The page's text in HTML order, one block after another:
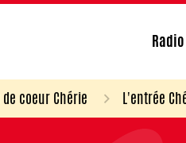
Radio
de coeur Chérie L'entrée